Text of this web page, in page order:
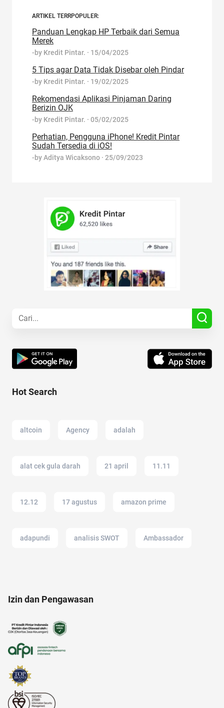
ARTIKEL TERRPOPULER:
Panduan Lengkap HP Terbaik dari Semua
Merek
-by Kredit Pintar. · 15/04/2025
5 Tips agar Data Tidak Disebar oleh Pindar
-by Kredit Pintar. · 19/02/2025
Rekomendasi Aplikasi Pinjaman Daring
Berizin OJK
-by Kredit Pintar. · 05/02/2025
Perhatian, Pengguna iPhone! Kredit Pintar
Sudah Tersedia di iOS!
-byAditya Wicaksono · 25/09/2023
Hot Search
altcoin Agency adalah
alat cek gula darah 21 april 11.11
12.12 17 agustus amazon prime
adapundi analisis SWOT Ambassador
afiliasi
Izin dan Pengawasan